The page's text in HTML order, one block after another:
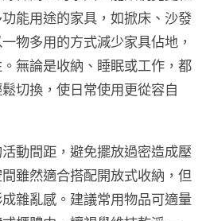
能用途的家具，如掀床、沙發
一物多用的方式減少家具佔地，
無論是收納、睡眠或工作，都
切換，使日常使用更從容自
動間距，避免擺放過密造成壓
雖然適合搭配開放式收納 ，但
雜亂感。建議常用物品可適量